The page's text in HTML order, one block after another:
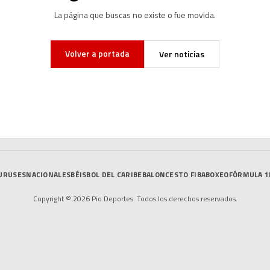
La página que buscas no existe o fue movida.
Volver a portada Ver noticias
NACIONALESBÉISBOL DEL CARIBEBALONCESTO FIBABOXEOFÓRMULA 1
Copyright © 2026 Pio Deportes. Todos los derechos reservados.